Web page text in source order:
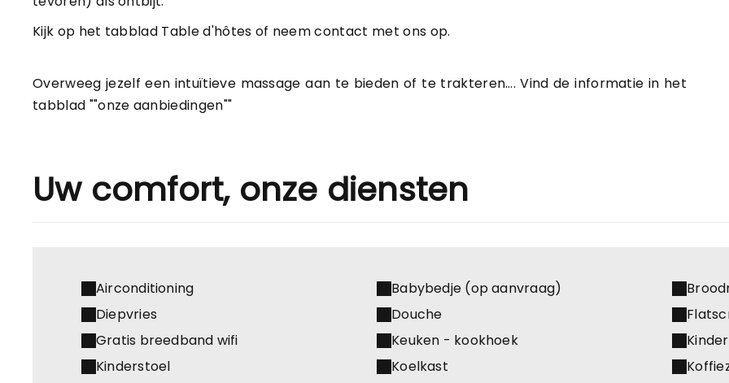
Kijk op het tabblad Table d'hôtes of neem contact met ons op.
Overweeg jezelf een intuïtieve massage aan te bieden of te trakteren…. Vind de informatie in het
tabblad ""onze aanbiedingen""
Uw comfort, onze diensten
Airconditioning Babybedje (op aanvraag)
Diepvries
Douche
Gratis breedband wifi
Keuken - kookhoek
Kinderstoel
Koelkast